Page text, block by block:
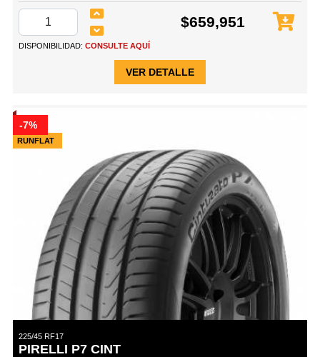
$659,951
DISPONIBILIDAD: CONSULTE AQUÍ
VER DETALLE
RUNFLAT
-7%
225/45 RF17
PIRELLI P7 CINT